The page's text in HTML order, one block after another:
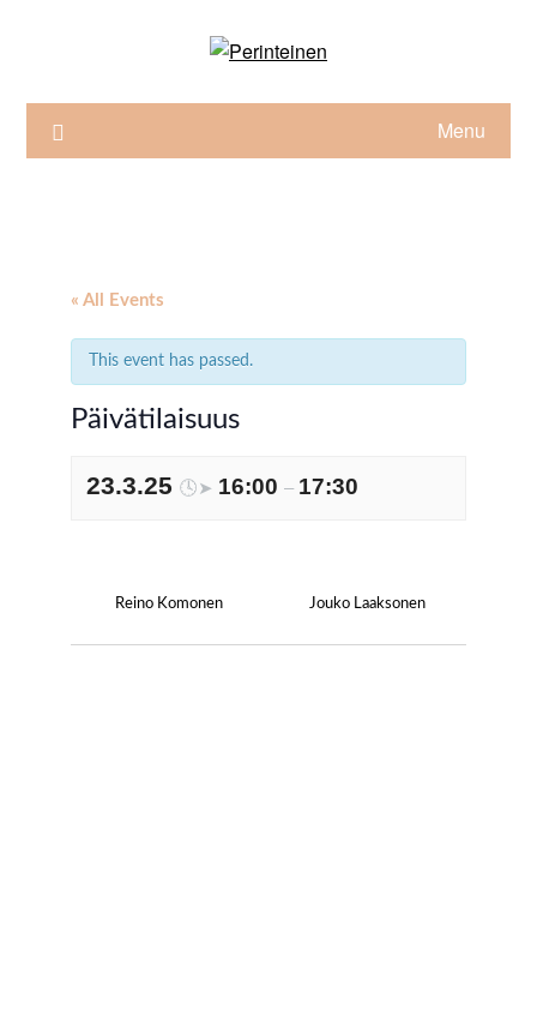
Menu
« All Events
This event has passed.
Päivätilaisuus
23.3.25 🕓➤ 16:00 – 17:30
Reino Komonen Jouko Laaksonen